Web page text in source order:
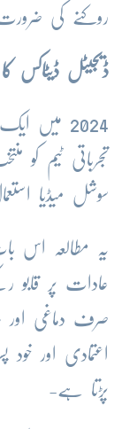
روکنے کی
ڈیجیٹل ڈیٹاکس کا
2024
سوشل میڈیا
یہ مطالعہ اس
عادات پر قابو
صرف دماغی اور
پڑتا ہے-